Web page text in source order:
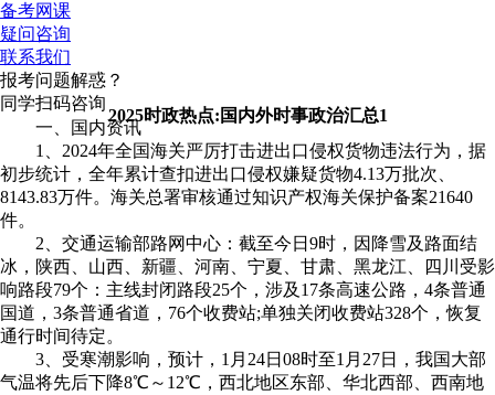
备考网课
疑问咨询
联系我们
报考问题解惑？
同学扫码咨询
2025时政热点:国内外时事政治汇总1
一、国内资讯
1、2024年全国海关严厉打击进出口侵权货物违法行为，据
初步统计，全年累计查扣进出口侵权嫌疑货物4.13万批次、
8143.83万件。海关总署审核通过知识产权海关保护备案21640
件。
2、交通运输部路网中心：截至今日9时，因降雪及路面结
冰，陕西、山西、新疆、河南、宁夏、甘肃、黑龙江、四川受影
响路段79个：主线封闭路段25个，涉及17条高速公路，4条普通
国道，3条普通省道，76个收费站;单独关闭收费站328个，恢复
通行时间待定。
3、受寒潮影响，预计，1月24日08时至1月27日，我国大部
气温将先后下降8℃～12℃，西北地区东部、华北西部、西南地